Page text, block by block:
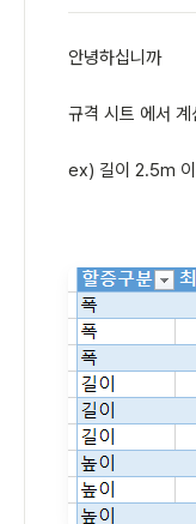
안녕하십니까
규격 시트 에서
ex) 길이 2.5m 이